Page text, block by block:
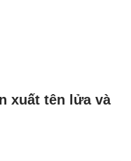
xuất tên lửa và